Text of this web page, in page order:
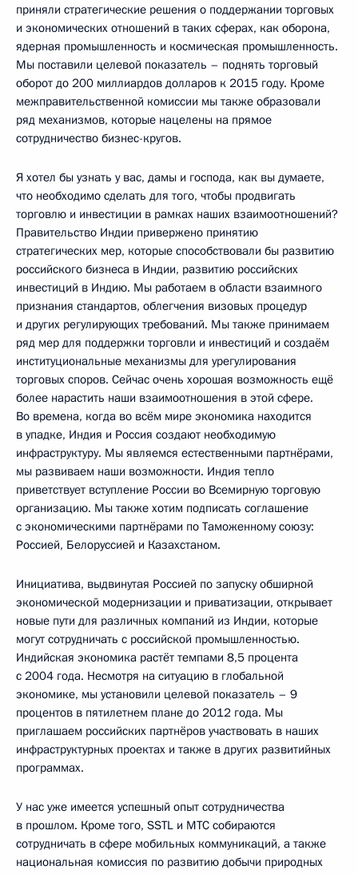
приняли стратегические решения о поддержании торговых
и экономических отношений в таких сферах, как оборона,
ядерная промышленность и космическая промышленность.
Мы поставили целевой показатель – поднять торговый
оборот до 200 миллиардов долларов к 2015 году. Кроме
межправительственной комиссии мы также образовали
ряд механизмов, которые нацелены на прямое
сотрудничество бизнес-кругов.
Я хотел бы узнать у вас, дамы и господа, как вы думаете,
что необходимо сделать для того, чтобы продвигать
торговлю и инвестиции в рамках наших взаимоотношений?
Правительство Индии привержено принятию
стратегических мер, которые способствовали бы развитию
российского бизнеса в Индии, развитию российских
инвестиций в Индию. Мы работаем в области взаимного
признания стандартов, облегчения визовых процедур
и других регулирующих требований. Мы также принимаем
ряд мер для поддержки торговли и инвестиций и создаём
институциональные механизмы для урегулирования
торговых споров. Сейчас очень хорошая возможность ещё
более нарастить наши взаимоотношения в этой сфере.
Во времена, когда во всём мире экономика находится
в упадке, Индия и Россия создают необходимую
инфраструктуру. Мы являемся естественными партнёрами,
мы развиваем наши возможности. Индия тепло
приветствует вступление России во Всемирную торговую
организацию. Мы также хотим подписать соглашение
с экономическими партнёрами по Таможенному союзу:
Россией, Белоруссией и Казахстаном.
Инициатива, выдвинутая Россией по запуску обширной
экономической модернизации и приватизации, открывает
новые пути для различных компаний из Индии, которые
могут сотрудничать с российской промышленностью.
Индийская экономика растёт темпами 8,5 процента
с 2004 года. Несмотря на ситуацию в глобальной
экономике, мы установили целевой показатель – 9
процентов в пятилетнем плане до 2012 года. Мы
приглашаем российских партнёров участвовать в наших
инфраструктурных проектах и также в других развитийных
программах.
У нас уже имеется успешный опыт сотрудничества
в прошлом. Кроме того, SSTL и МТС собираются
сотрудничать в сфере мобильных коммуникаций, а также
национальная комиссия по развитию добычи природных